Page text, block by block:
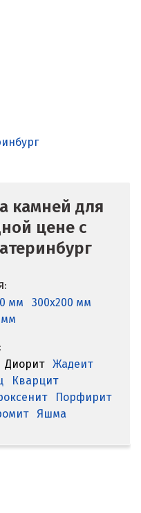
камней для
цене с
мм
300x200 мм
мм
Диорит
Жадеит
Кварцит
Порфирит
Яшма